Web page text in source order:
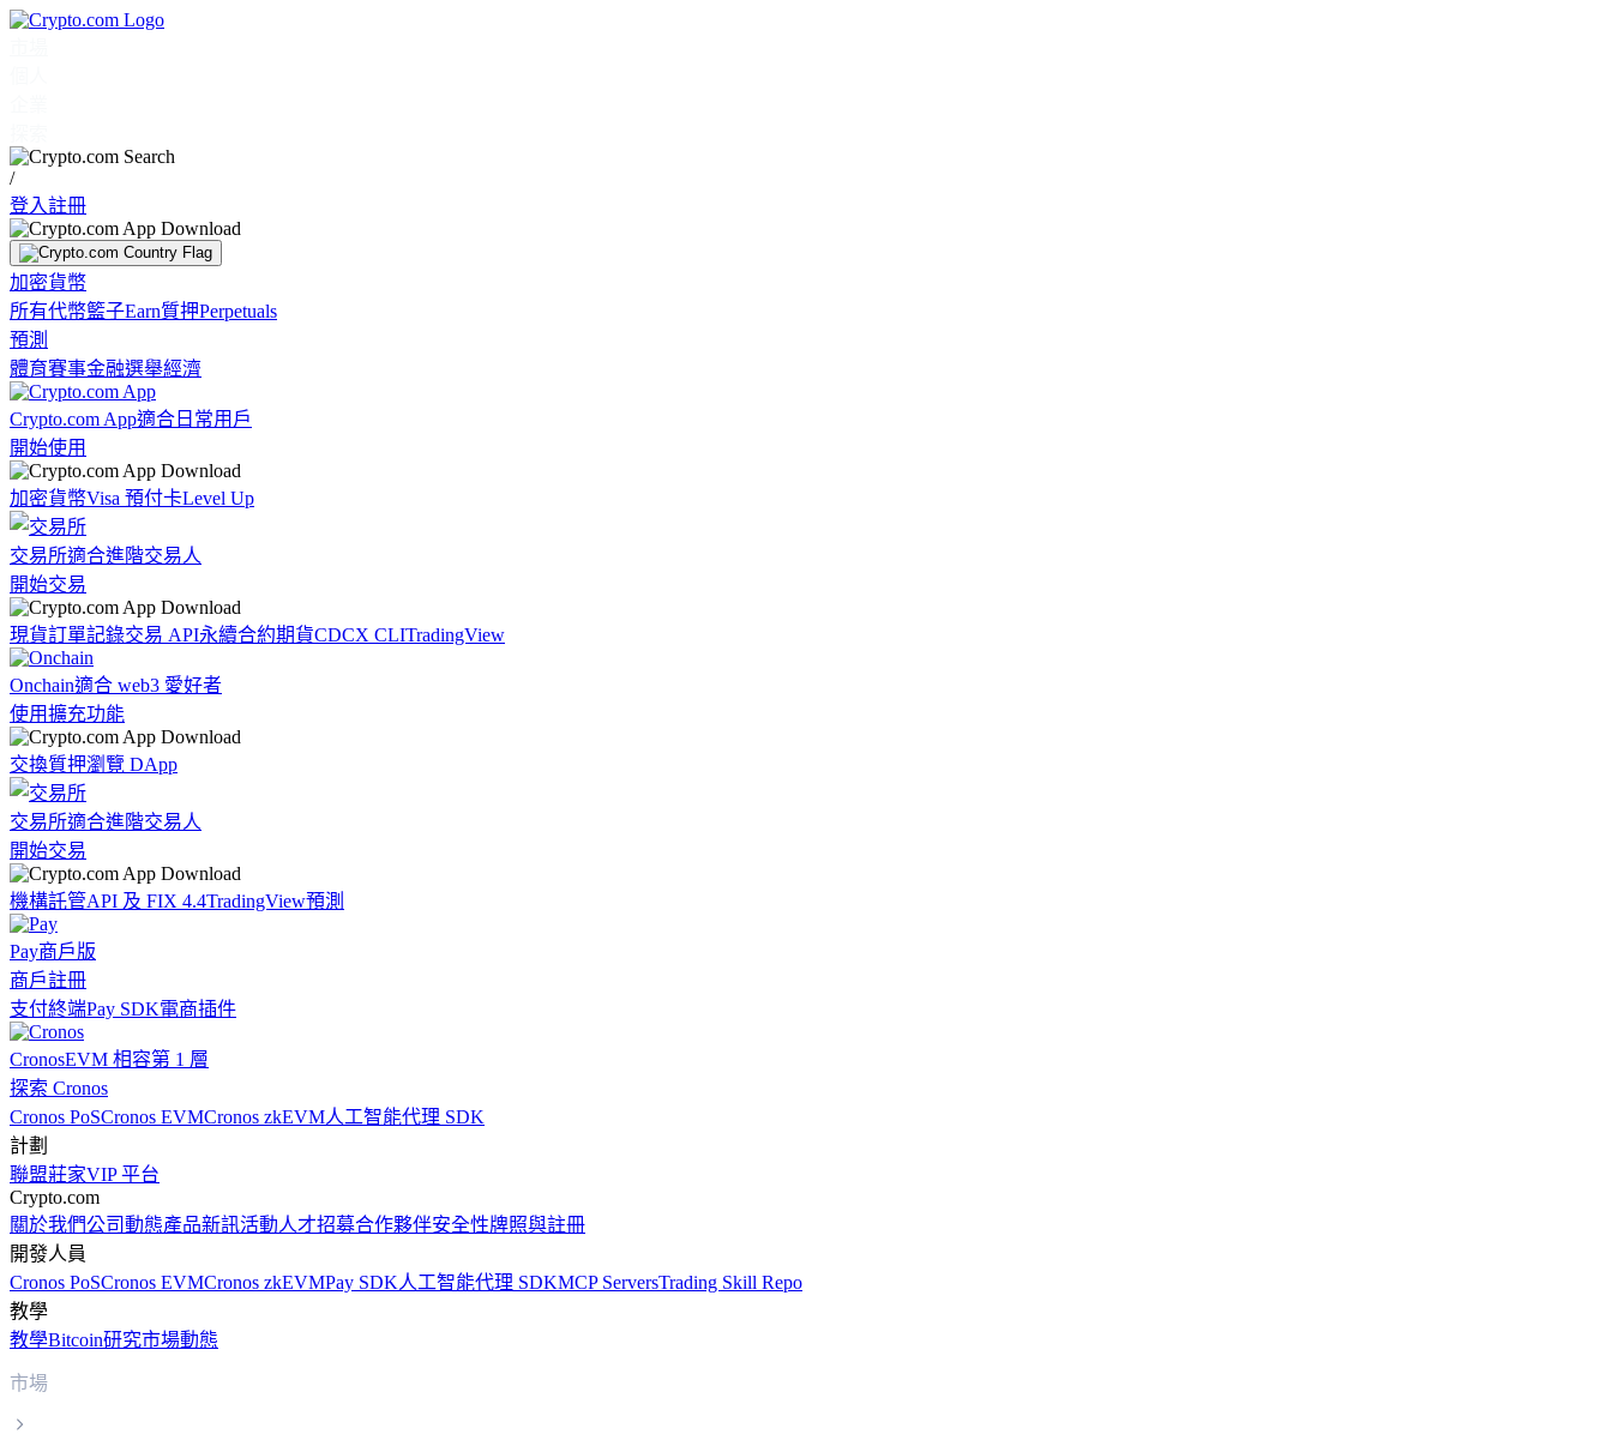
/
登入註冊
加密貨幣
所有代幣籃子Earn質押Perpetuals
預測
體育賽事金融選舉經濟
Crypto.com App適合日常用戶
開始使用
加密貨幣Visa 預付卡Level Up
交易所適合進階交易人
開始交易
現貨訂單記錄交易 API永續合約期貨CDCX CLITradingView
Onchain適合 web3 愛好者
使用擴充功能
交換質押瀏覽 DApp
交易所適合進階交易人
開始交易
機構託管API 及 FIX 4.4TradingView預測
Pay商戶版
商戶註冊
支付終端Pay SDK電商插件
CronosEVM 相容第 1 層
探索 Cronos
Cronos PoSCronos EVMCronos zkEVM人工智能代理 SDK
計劃
聯盟莊家VIP 平台
Crypto.com
關於我們公司動態產品新訊活動人才招募合作夥伴安全性牌照與註冊
開發人員
Cronos PoSCronos EVMCronos zkEVMPay SDK人工智能代理 SDKMCP ServersTrading Skill Repo
教學
教學Bitcoin研究市場動態
市場